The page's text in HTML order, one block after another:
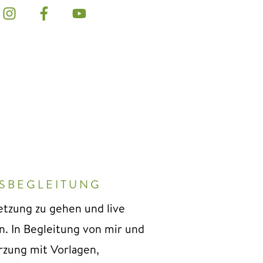
zu gehen und live
In Begleitung von mir und
mit Vorlagen,